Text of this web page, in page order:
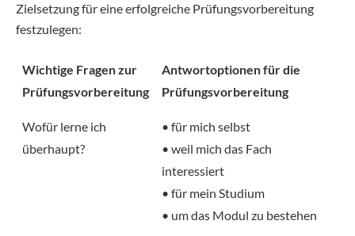
Zielsetzung für eine erfolgreiche Prüfungsvorbereitung
festzulegen:
Wichtige Fragen zur
Prüfungsvorbereitung
Antwortoptionen für die
Prüfungsvorbereitung
Wofür lerne ich
überhaupt?
• für mich selbst
• weil mich das Fach
interessiert
• für mein Studium
• um das Modul zu bestehen